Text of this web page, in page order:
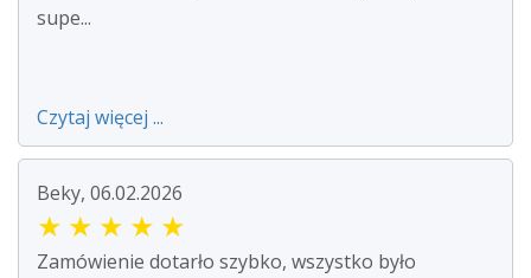
supe...
Czytaj więcej ...
Beky, 06.02.2026
★ ★ ★ ★ ★
Zamówienie dotarło szybko, wszystko było